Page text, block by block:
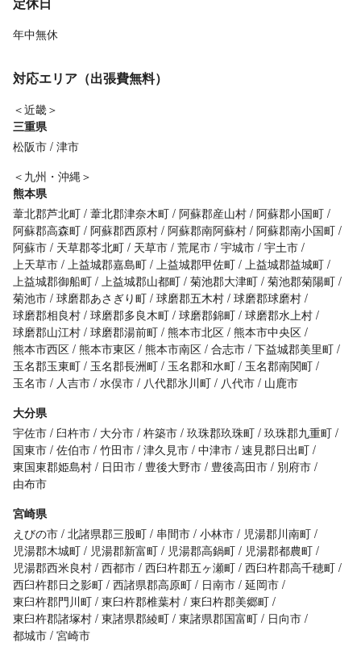
年中無休
対応エリア（出張費無料）
＜近畿＞
三重県
松阪市 津市
＜九州・沖縄＞
熊本県
葦北郡芦北町 葦北郡津奈木町 阿蘇郡産山村 阿蘇郡小国町
阿蘇郡高森町 阿蘇郡西原村 阿蘇郡南阿蘇村 阿蘇郡南小国町
阿蘇市
天草郡苓北町 天草市 荒尾市 宇城市 宇土市
上天草市 上益城郡嘉島町 上益城郡甲佐町 上益城郡益城町
上益城郡御船町 上益城郡山都町 菊池郡大津町 菊池郡菊陽町
菊池市 球磨郡あさぎり町 球磨郡五木村 球磨郡球磨村
球磨郡相良村 球磨郡多良木町 球磨郡錦町 球磨郡水上村
球磨郡山江村 球磨郡湯前町 熊本市北区 熊本市中央区
熊本市西区 熊本市東区 熊本市南区 合志市 下益城郡美里町
玉名郡玉東町
玉名郡長洲町 玉名郡和水町
玉名郡南関町
玉名市
人吉市 水俣市 八代郡氷川町 八代市
山鹿市
大分県
宇佐市
臼杵市 大分市 杵築市 玖珠郡玖珠町 玖珠郡九重町
国東市 佐伯市 竹田市 津久見市 中津市 速見郡日出町
東国東郡姫島村
日田市 豊後大野市 豊後高田市
別府市
由布市
宮崎県
えびの市 北諸県郡三股町 串間市 小林市
児湯郡川南町
児湯郡木城町
児湯郡新富町 児湯郡高鍋町
児湯郡都農町
児湯郡西米良村 西都市 西臼杵郡五ヶ瀬町 西臼杵郡高千穂町
西臼杵郡日之影町 西諸県郡高原町 日南市 延岡市
東臼杵郡門川町 東臼杵郡椎葉村 東臼杵郡美郷町
東臼杵郡諸塚村 東諸県郡綾町 東諸県郡国富町
日向市
都城市 宮崎市